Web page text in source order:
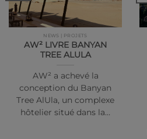
NEWS | PROJETS
AW² LIVRE BANYAN
TREE ALULA
AW² a achevé la
conception du Banyan
Tree AlUla, un complexe
hôtelier situé dans la…